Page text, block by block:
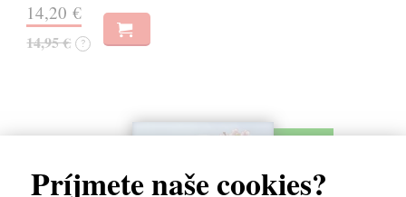
Príjmete naše cookies?
14,20 €
14,95 € ?
na sklade